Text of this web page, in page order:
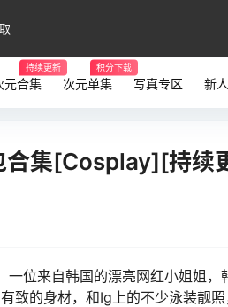
元合集
持续更新
次元单集
积分下载
写真专区 新
集[Cosplay][持续
一位来自韩国的漂亮网红小姐姐，
致的身材，和Ig上的不少泳装靓